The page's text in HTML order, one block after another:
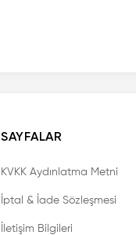
SAYFALAR
KVKK Aydınlatma Metni
İptal & İade Sözleşmesi
İletişim Bilgileri